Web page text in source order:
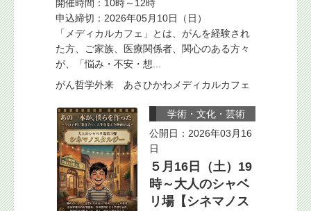
開催時間：10時～12時
申込締切：2026年05月10日（日）
「メディカルカフェ」とは、がんを経験され
た方、ご家族、医療関係者、関心のある方々
が、「悩み・不安・想...
がん哲学外来 あさひかわメディカルカフェ
学術・文化・芸術
公開日：2026年03月16
日
５月16日（土）19
時～大人のシャベ
リ場【シネマノス